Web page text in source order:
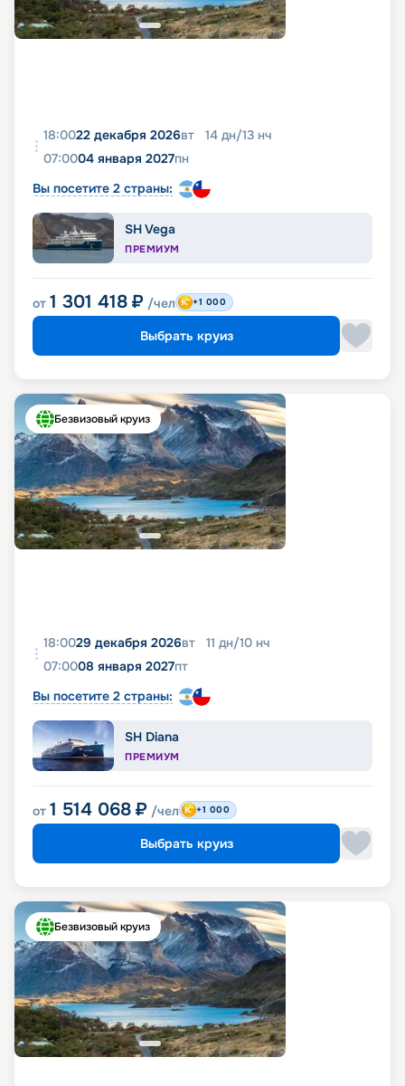
18:0022 декабря 2026вт 14 дн/13 нч
07:0004 января 2027пн
Вы посетите 2 страны:
SH Vega
ПРЕМИУМ
от 1 301 418 ₽ /чел +1 000
Выбрать круиз
Безвизовый круиз
18:0029 декабря 2026вт 11 дн/10 нч
07:0008 января 2027пт
Вы посетите 2 страны:
SH Diana
ПРЕМИУМ
от 1 514 068 ₽ /чел +1 000
Выбрать круиз
Безвизовый круиз